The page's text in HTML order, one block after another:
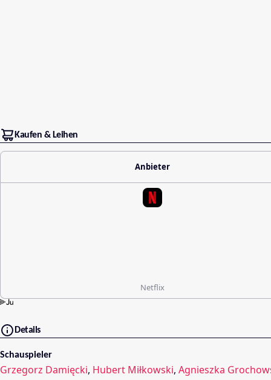
Kaufen & Leihen
Anbieter
Netflix
Details
Schauspieler
Grzegorz Damięcki, Hubert Miłkowski, Agnieszka